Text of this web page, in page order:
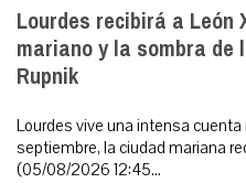
Lourdes recibirá a León
mariano y la sombra
Rupnik
Lourdes vive una intensa
septiembre, la ciudad mariana
(05/08/2026 12:45...